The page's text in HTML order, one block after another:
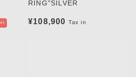
RING"SILVER
¥108,900 Tax in